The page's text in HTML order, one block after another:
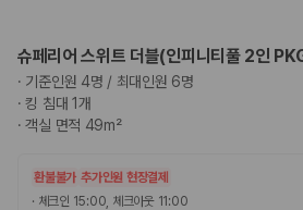
슈페리어 스위트 더블(인피니티풀 2인
· 기준인원 4명 / 최대인원 6명
·킹 침대 1개
·객실 면적 49m²
환불불가 추가인원 현장결제
· 체크인 15:00, 체크아웃 11:00